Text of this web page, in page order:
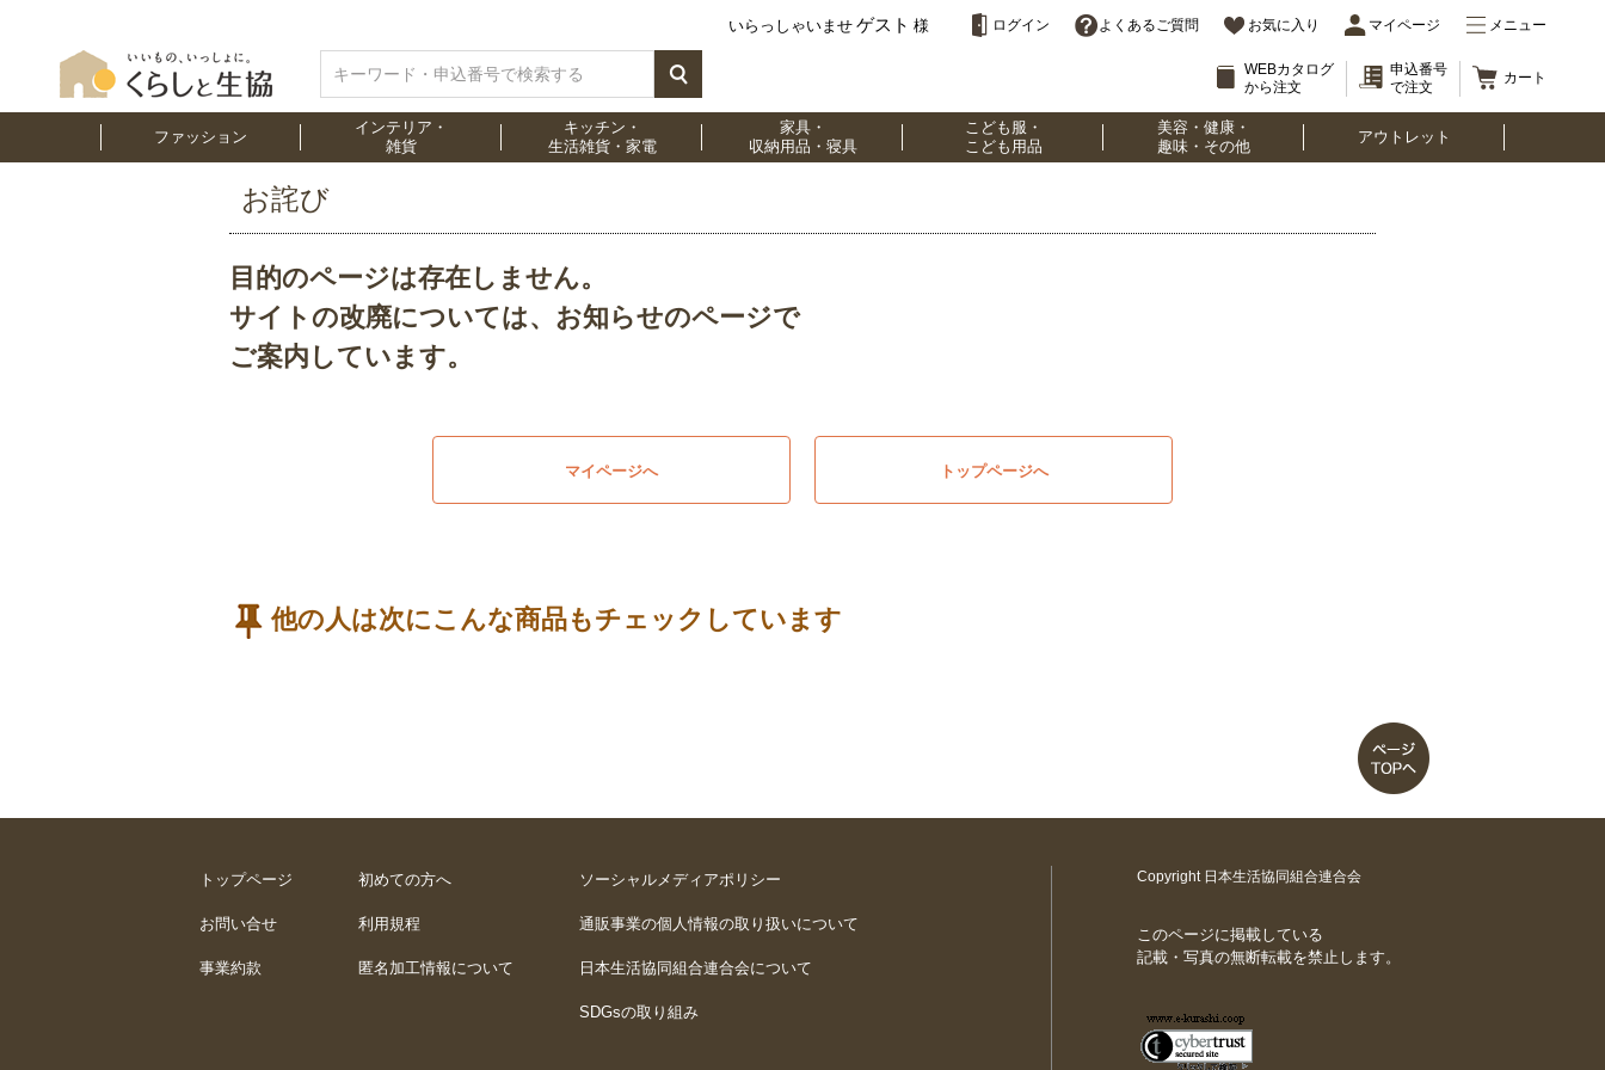
いらっしゃいませ ゲスト 様 ログイン よくあるご質問 お気に入り マイページ メニュー
WEBカタログ
から注文
申込番号
で注文
カート
ファッション
インテリア・
雑貨
キッチン・
生活雑貨・家電
家具・
収納用品・寝具
こども服・
こども用品
美容・健康・
趣味・その他
アウトレット
お詫び
目的のページは存在しません。
サイトの改廃については、お知らせのページで
ご案内しています。
マイページへ トップページへ
他の人は次にこんな商品もチェックしています
トップページ
お問い合せ
事業約款
初めての方へ
利用規程
匿名加工情報について
ソーシャルメディアポリシー
通販事業の個人情報の取り扱いについて
日本生活協同組合連合会について
SDGsの取り組み
Copyright 日本生活協同組合連合会
このページに掲載している
記載・写真の無断転載を禁止します。